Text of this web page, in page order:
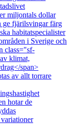
miljontals dollar
ge fjärilsvingar färg
habitatspecialister
i Sverige och
class="sf-
klimat,
span>
av allt torrare
hotar de